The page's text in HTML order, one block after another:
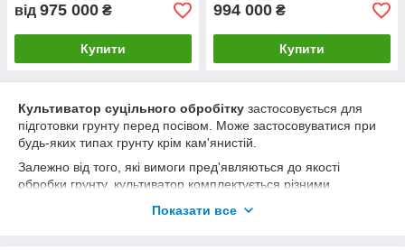
від 975 000 ₴
Купити
994 000 ₴
Купити
Культиватор суцільного обробітку застосовується для
підготовки грунту перед посівом. Може застосовуватися при
будь-яких типах грунту крім кам'янистій.
Залежно від того, які вимоги пред'являються до якості
обробки грунту, культиватор комплектується різними
використовуються для поверхневої обробки, чизель - на
Показати все